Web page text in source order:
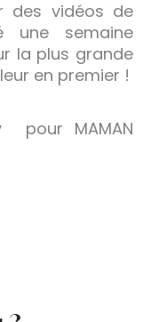
des vidéos de
une semaine
la plus grande
en premier !
pour MAMAN